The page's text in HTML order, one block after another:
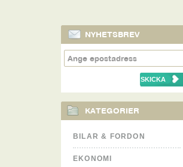
NYHETSBREV
KATEGORIER
BILAR & FORDON
EKONOMI